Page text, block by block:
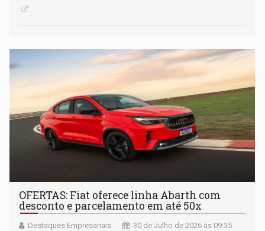
OFERTAS: Fiat oferece linha Abarth com
desconto e parcelamento em até 50x
Destaques Empresariais 30 de Julho de 2026 às 09:35